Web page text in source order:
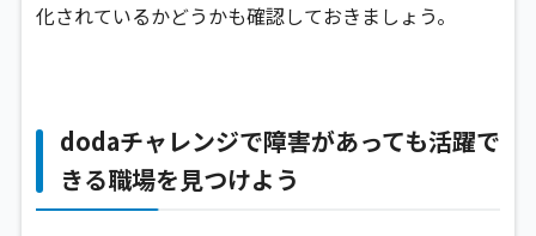
化されているかどうかも確認しておきましょう。
dodaチャレンジで障害があっても活躍で
きる職場を見つけよう